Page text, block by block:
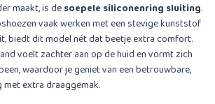
maakt, is desoepele siliconenring sluiting.
vaak werken met een stevige kunststof
biedt dit model nét dat beetje extra comfort.
voelt zachter aan op de huid en vormt zich
waardoor je geniet van een betrouwbare,
extra draaggemak.